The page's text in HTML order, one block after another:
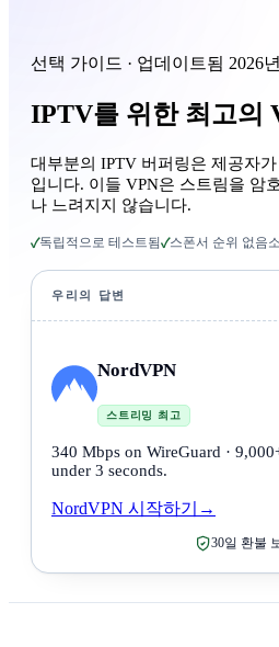
선택 가이드 · 업데이트됨 2026
IPTV를 위한 최고의
대부분의 IPTV 버퍼링은 제공자가
입니다. 이들 VPN은 스트림을 암
나 느려지지 않습니다.
✓독립적으로 테스트됨✓스폰서 순위 없음
우리의 답변
NordVPN
스트리밍 최고
340 Mbps on WireGuard ·
under 3 seconds.
NordVPN 시작하기 →
30일 환불